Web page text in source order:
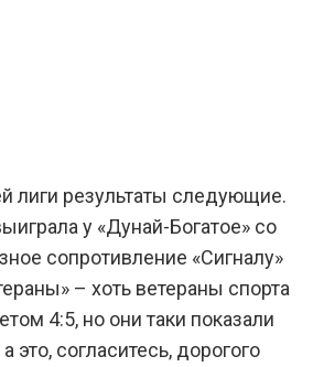
лиги результаты следующие.
у «Дунай-Богатое» со
сопротивление «Сигналу»
– хоть ветераны спорта
4:5, но они таки показали
это, согласитесь, дорогого